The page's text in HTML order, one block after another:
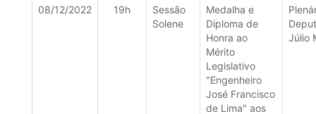
08/12/2022 19h
Sessão
Solene
Medalha e
Diploma de
Honra ao
Mérito
Legislativo
"Engenheiro
José Francisco
de Lima" aos
Júlio